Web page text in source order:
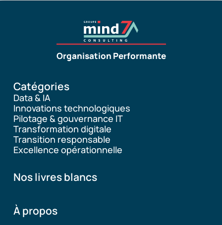
Organisation Performante
Catégories
Data & IA
Innovations technologiques
Pilotage & gouvernance IT
Transformation digitale
Transition responsable
Excellence opérationnelle
Nos livres blancs
À propos